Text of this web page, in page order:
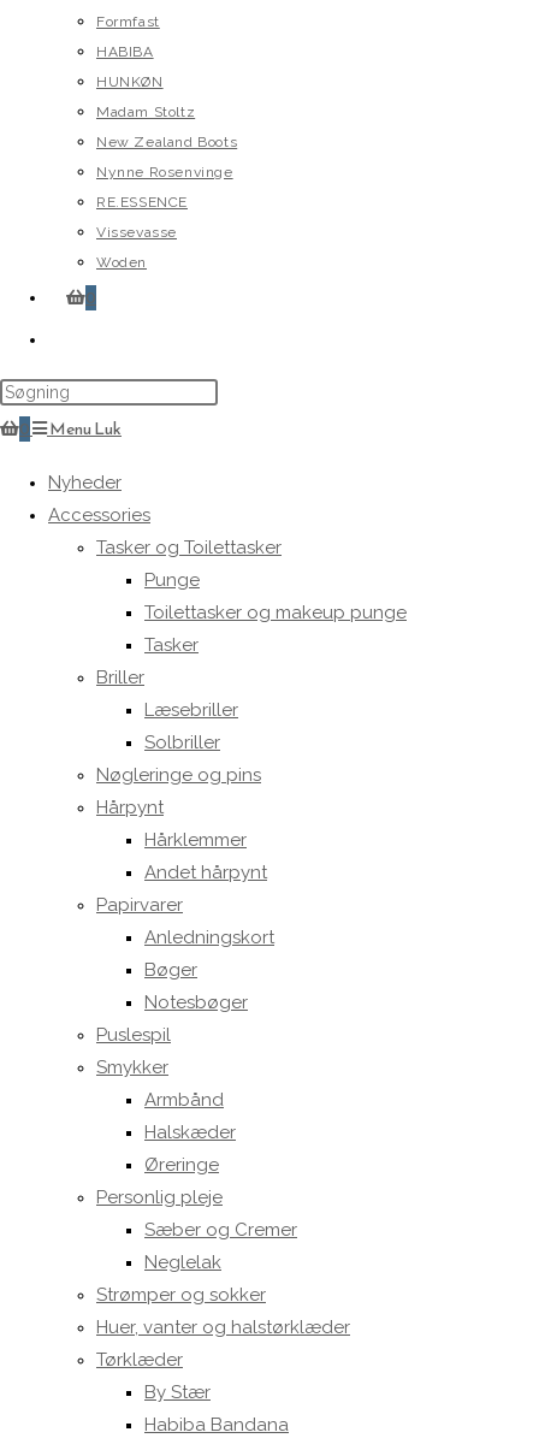
Formfast
HABIBA
HUNKØN
Madam Stoltz
New Zealand Boots
Nynne Rosenvinge
RE.ESSENCE
Vissevasse
Woden
0
website
search
0 MenuLuk
Nyheder
Accessories
Tasker og Toilettasker
Punge
Toilettasker og makeup punge
Tasker
Briller
Læsebriller
Solbriller
Nøgleringe og pins
Hårpynt
Hårklemmer
Andet hårpynt
Papirvarer
Anledningskort
Bøger
Notesbøger
Puslespil
Smykker
Armbånd
Halskæder
Øreringe
Personlig pleje
Sæber og Cremer
Neglelak
Strømper og sokker
Huer, vanter og halstørklæder
Tørklæder
By Stær
Habiba Bandana